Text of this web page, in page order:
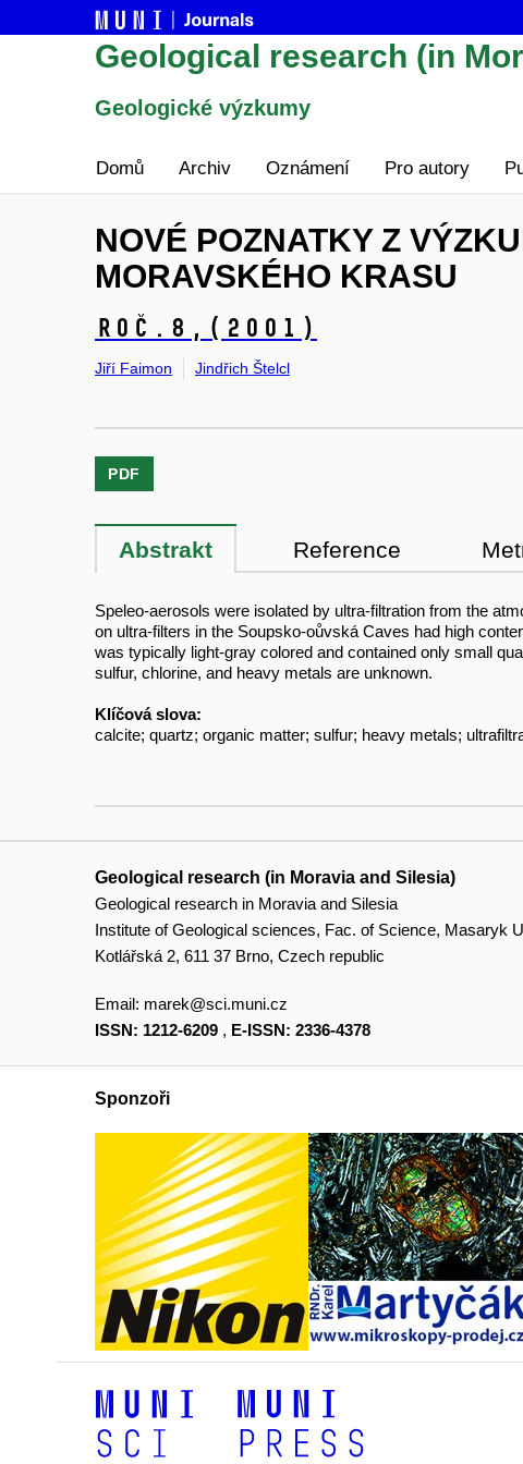
Geological research (in
Geologické výzkumy
Domů Archiv Oznámení Pro autory
NOVÉ POZNATKY Z
MORAVSKÉHO KRASU
Roč.8, (2001)
Jiří Faimon Jindřich Štelcl
PDF
Abstrakt Reference
Speleo-aerosols were isolated by ultra-filtration from the
on ultra-filters in the Soupsko-oůvská Caves had high
was typically light-gray colored and contained only small
sulfur, chlorine, and heavy metals are unknown.
Klíčová slova:
calcite; quartz; organic matter; sulfur; heavy metals;
Geological research (in Moravia and Silesia)
Geological research in Moravia and Silesia
Institute of Geological sciences, Fac. of Science, Masaryk
Kotlářská 2, 611 37 Brno, Czech republic
Email: marek@sci.muni.cz
ISSN: 1212-6209 , E-ISSN: 2336-4378
Sponzoři